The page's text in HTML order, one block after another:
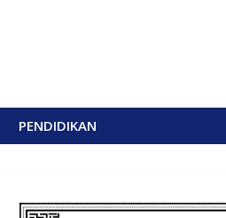
PENDIDIKAN